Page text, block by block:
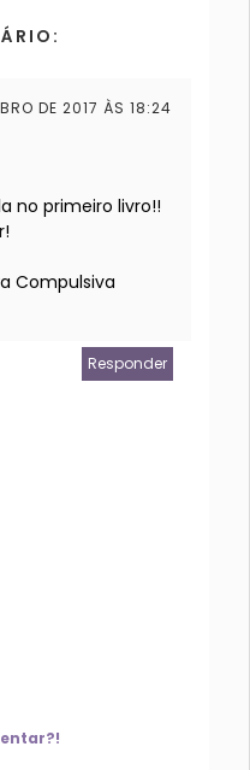
DE 2017 ÀS 18:24
no primeiro livro!!
Compulsiva
Responder